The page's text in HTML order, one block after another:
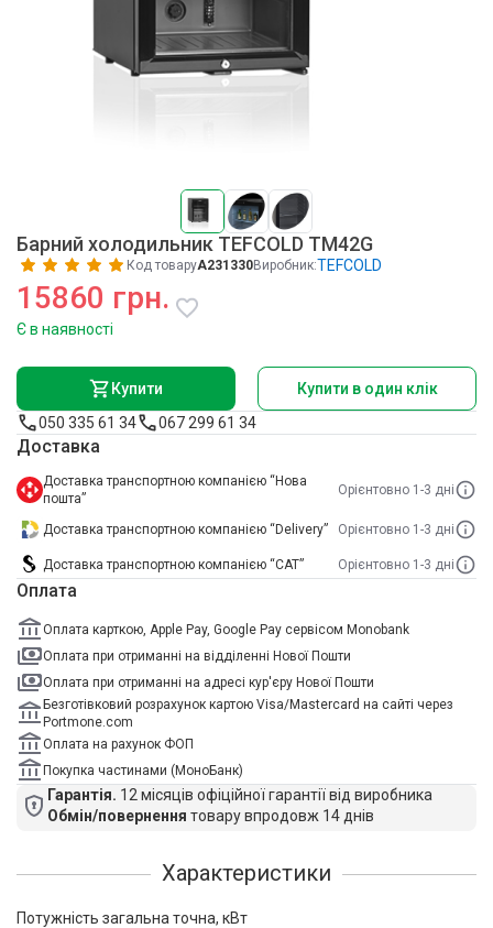
Барний холодильник TEFCOLD TM42G
Код товаруA231330Виробник:TEFCOLD
15860 грн.
Є в наявності
Купити
Купити в один клік
050 335 61 34
067 299 61 34
Доставка
Доставка транспортною компанією “Нова
пошта”
Орієнтовно 1-3 дні
Доставка транспортною компанією “Delivery” Орієнтовно 1-3 дні
Доставка транспортною компанією “САТ” Орієнтовно 1-3 дні
Оплата
Оплата карткою, Apple Pay, Google Pay сервісом Monobank
Оплата при отриманні на відділенні Нової Пошти
Оплата при отриманні на адресі кур'єру Нової Пошти
Безготівковий розрахунок картою Visa/Mastercard на сайті через
Portmone.com
Оплата на рахунок ФОП
Покупка частинами (МоноБанк)
Гарантія. 12 місяців офіційної гарантії від виробника
Обмін/повернення товару впродовж 14 днів
Характеристики
Потужність загальна точна, кВт